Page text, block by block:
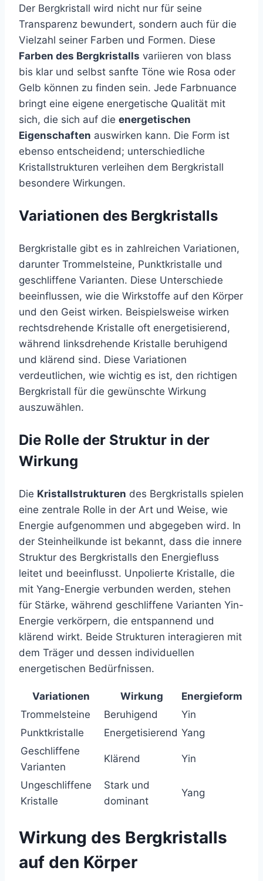
Der Bergkristall wird nicht nur für seine
Transparenz bewundert, sondern auch für die
Vielzahl seiner Farben und Formen. Diese
Farben des Bergkristalls variieren von blass
bis klar und selbst sanfte Töne wie Rosa oder
Gelb können zu finden sein. Jede Farbnuance
bringt eine eigene energetische Qualität mit
sich, die sich auf die energetischen
Eigenschaften auswirken kann. Die Form ist
ebenso entscheidend; unterschiedliche
Kristallstrukturen verleihen dem Bergkristall
besondere Wirkungen.
Variationen des Bergkristalls
Bergkristalle gibt es in zahlreichen Variationen,
darunter Trommelsteine, Punktkristalle und
geschliffene Varianten. Diese Unterschiede
beeinflussen, wie die Wirkstoffe auf den Körper
und den Geist wirken. Beispielsweise wirken
rechtsdrehende Kristalle oft energetisierend,
während linksdrehende Kristalle beruhigend
und klärend sind. Diese Variationen
verdeutlichen, wie wichtig es ist, den richtigen
Bergkristall für die gewünschte Wirkung
auszuwählen.
Die Rolle der Struktur in der
Wirkung
Die Kristallstrukturen des Bergkristalls spielen
eine zentrale Rolle in der Art und Weise, wie
Energie aufgenommen und abgegeben wird. In
der Steinheilkunde ist bekannt, dass die innere
Struktur des Bergkristalls den Energiefluss
leitet und beeinflusst. Unpolierte Kristalle, die
mit Yang-Energie verbunden werden, stehen
für Stärke, während geschliffene Varianten Yin-
Energie verkörpern, die entspannend und
klärend wirkt. Beide Strukturen interagieren mit
dem Träger und dessen individuellen
energetischen Bedürfnissen.
Variationen Wirkung
Energieform
Trommelsteine
Beruhigend
Yin
Punktkristalle
Energetisierend Yang
Geschliffene
Varianten
Klärend Yin
Ungeschliffene
Kristalle
Stark und
dominant
Yang
Wirkung des Bergkristalls
auf den Körper